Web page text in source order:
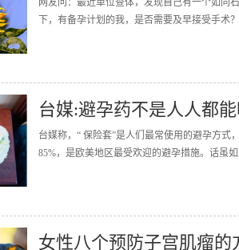
网友问：最近单位查体，发现自己有一个如同
下，有备孕计划的我，是否需要及早接受手术
台媒:避孕药不是人人都
台媒称，“ 保险套”是人们最常使用的避孕方式
85%，是欧美地区最受欢迎的避孕措施。话虽
女性八个预防子宫肌瘤的